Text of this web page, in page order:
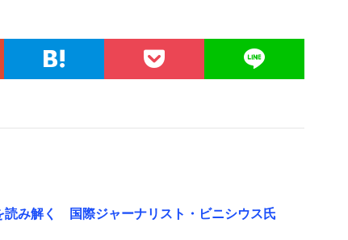
読み解く 国際ジャーナリスト・ビニシウス氏